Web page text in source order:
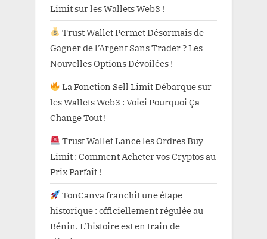
Limit sur les Wallets Web3 !
Trust Wallet Permet Désormais de
Gagner de l’Argent Sans Trader ? Les
Nouvelles Options Dévoilées !
La Fonction Sell Limit Débarque sur
les Wallets Web3 : Voici Pourquoi Ça
Change Tout !
Trust Wallet Lance les Ordres Buy
Limit : Comment Acheter vos Cryptos au
Prix Parfait !
TonCanva franchit une étape
historique : officiellement régulée au
Bénin. L’histoire est en train de